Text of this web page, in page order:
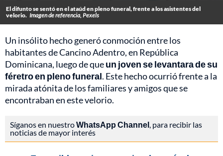
El difunto se sentó en el ataúd en pleno funeral, frente a los asistentes del
velorio. Imagen de referencia, Pexels
Un insólito hecho generó conmoción entre los
habitantes de Cancino Adentro, en República
Dominicana, luego de queun joven se levantara de su
féretro en pleno funeral. Este hecho ocurrió frente a la
mirada atónita de los familiares y amigos que se
encontraban en este velorio.
Síganos en nuestroWhatsApp Channel, para recibir las
noticias de mayor interés